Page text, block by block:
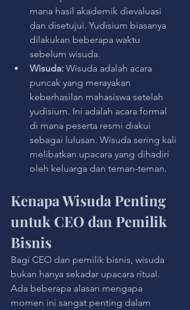
mana hasil akademik dievaluasi
dan disetujui. Yudisium biasanya
dilakukan beberapa waktu
sebelum wisuda.
Wisuda: Wisuda adalah acara
puncak yang merayakan
keberhasilan mahasiswa setelah
yudisium. Ini adalah acara formal
di mana peserta resmi diakui
sebagai lulusan. Wisuda sering kali
melibatkan upacara yang dihadiri
oleh keluarga dan teman-teman.
Kenapa Wisuda Penting
untuk CEO dan Pemilik
Bisnis
Bagi CEO dan pemilik bisnis, wisuda
bukan hanya sekadar upacara ritual.
Ada beberapa alasan mengapa
momen ini sangat penting dalam